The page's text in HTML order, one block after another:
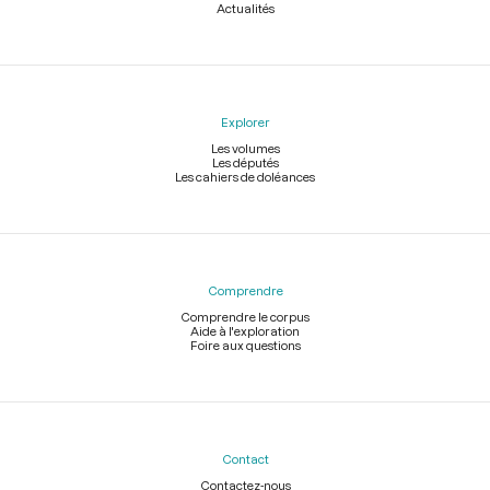
Actualités
Explorer
Les volumes
Les députés
Les cahiers de doléances
Comprendre
Comprendre le corpus
Aide à l'exploration
Foire aux questions
Contact
Contactez-nous